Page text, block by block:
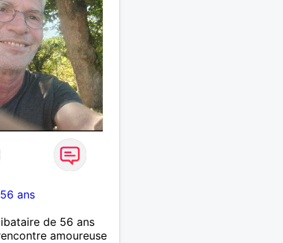
56 ans
de 56 ans
amoureuse